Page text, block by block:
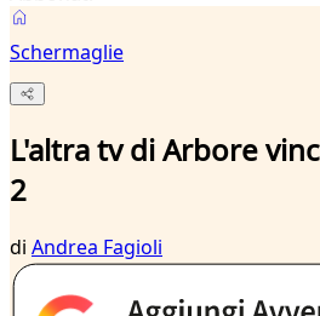
Schermaglie
L'altra tv di Arbore
2
di Andrea Fagioli